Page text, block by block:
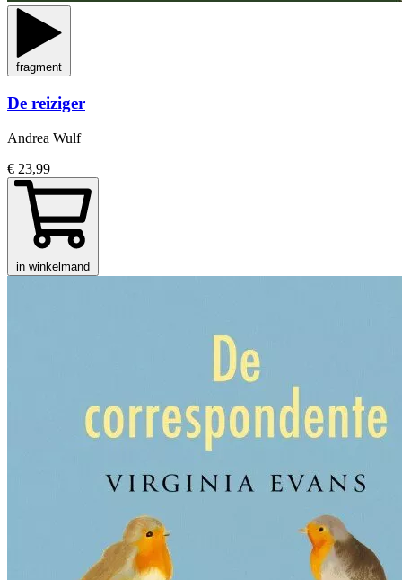
fragment
De reiziger
Andrea Wulf
€ 23,99
in winkelmand